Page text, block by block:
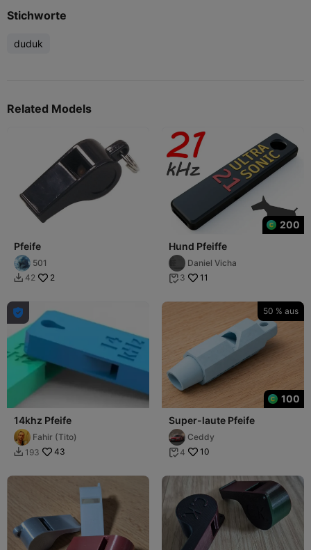
Stichworte
duduk
Related Models
Pfeife
501
 42 2
200
Hund Pfeiffe
Daniel Vicha
 3 11

14khz Pfeife
Fahir (Tito)
 193 43
50 % aus
100
Super-laute Pfeife
Ceddy
 4 10